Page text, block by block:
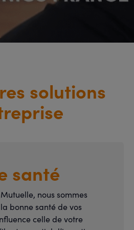
solutions
santé
nous sommes
bonne santé de vos
celle de votre